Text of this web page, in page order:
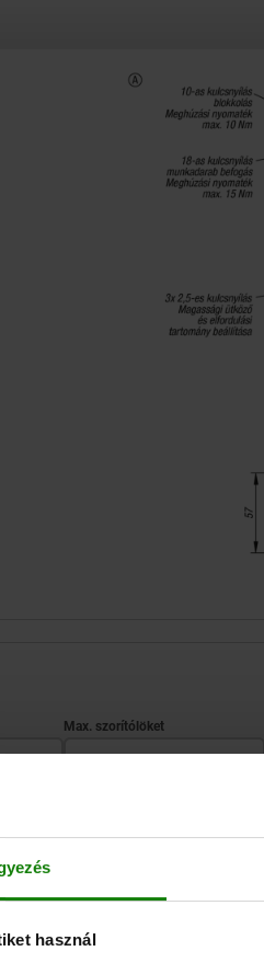
használ
többször, rendszeres időközönként